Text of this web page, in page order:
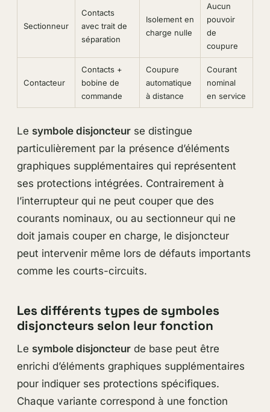
Sectionneur
Contacts
avec trait de
séparation
Isolement en
charge nulle
Aucun
pouvoir
de
coupure
Contacteur
Contacts +
bobine de
commande
Coupure
automatique
à distance
Courant
nominal
en service
Le symbole disjoncteurse distingue
particulièrement par la présence d’éléments
graphiques supplémentaires qui représentent
ses protections intégrées. Contrairement à
l’interrupteur qui ne peut couper que des
courants nominaux, ou au sectionneur qui ne
doit jamais couper en charge, le disjoncteur
peut intervenir même lors de défauts importants
comme les courts-circuits.
Les différents types de symboles
disjoncteurs selon leur fonction
Le symbole disjoncteurde base peut être
enrichi d’éléments graphiques supplémentaires
pour indiquer ses protections spécifiques.
Chaque variante correspond à une fonction